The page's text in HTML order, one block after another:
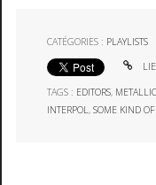
CATÉGORIES : PLAYLISTS
TAGS : EDITORS,
INTERPOL,SOME KIND